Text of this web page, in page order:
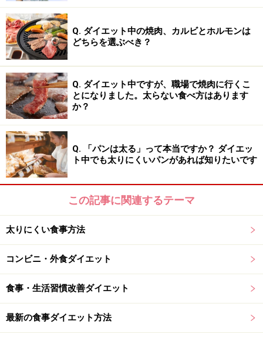
い。
※ダイエットは個人の体質、また、誤った方法による実践に起因
して体調不良を引き起こす場合があります。実践の際には、必ず
自身の体質及び健康状態を十分に考慮したうえで、正しい方法で
おこなってください。また、全ての方への有効性を保証するもの
ではありません。
Q. ダイエット中の焼肉、カルビとホルモンは
どちらを選ぶべき？
Q. ダイエット中ですが、職場で焼肉に行くこ
とになりました。太らない食べ方はあります
か？
Q. 「パンは太る」って本当ですか？ ダイエッ
ト中でも太りにくいパンがあれば知りたいです
この記事に関連するテーマ
太りにくい食事方法
コンビニ・外食ダイエット
食事・生活習慣改善ダイエット
最新の食事ダイエット方法